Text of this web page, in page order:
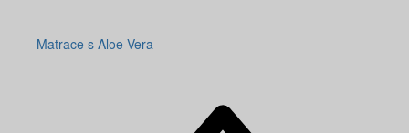
Matrace s Aloe Vera